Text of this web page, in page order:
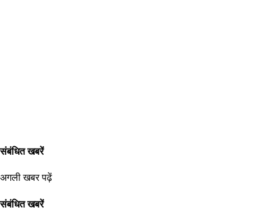
संबंधित खबरें
अगली खबर पढ़ें
संबंधित खबरें